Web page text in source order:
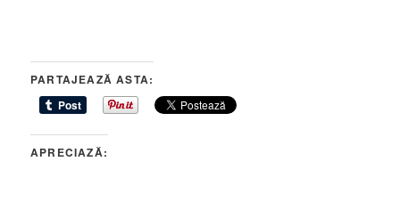
PARTAJEAZĂ ASTA:
APRECIAZĂ: